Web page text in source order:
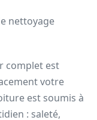
nettoyage
complet est
votre
est soumis à
: saleté,